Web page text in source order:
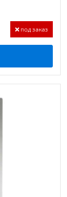
под заказ